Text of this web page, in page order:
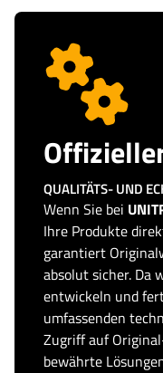
QUALITÄTS- UND
Wenn Sie bei
Ihre Produkte
garantiert
absolut sicher. Da
entwickeln und
umfassenden
Zugriff auf
bewährte